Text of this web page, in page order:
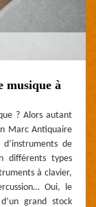
musique à
? Alors autant
Marc Antiquaire
de
différents types
à clavier,
Oui, le
grand stock